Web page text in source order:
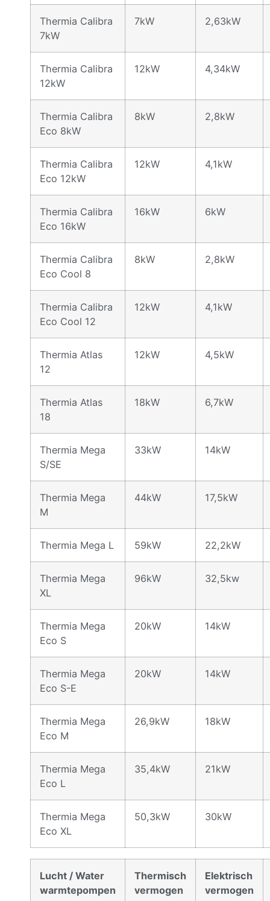
Thermia Calibra
7kW
7kW 2,63kW
Thermia Calibra
12kW
12kW 4,34kW
Thermia Calibra
Eco 8kW
8kW 2,8kW
Thermia Calibra
Eco 12kW
12kW 4,1kW
Thermia Calibra
Eco 16kW
16kW 6kW
Thermia Calibra
Eco Cool 8
8kW 2,8kW
Thermia Calibra
Eco Cool 12
12kW 4,1kW
Thermia Atlas
12
12kW 4,5kW
Thermia Atlas
18
18kW 6,7kW
Thermia Mega
S/SE
33kW 14kW
Thermia Mega
M
44kW 17,5kW
Thermia Mega L 59kW 22,2kW
Thermia Mega
XL
96kW 32,5kw
Thermia Mega
Eco S
20kW 14kW
Thermia Mega
Eco S-E
20kW 14kW
Thermia Mega
Eco M
26,9kW 18kW
Thermia Mega
Eco L
35,4kW 21kW
Thermia Mega
Eco XL
50,3kW 30kW
Lucht / Water
warmtepompen
Thermisch
vermogen
Elektrisch
vermogen